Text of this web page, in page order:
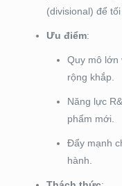
(divisional) để
Ưu điểm:
Quy mô lớn
rộng khắp.
Năng lực
phẩm mới.
Đẩy mạnh
hành.​